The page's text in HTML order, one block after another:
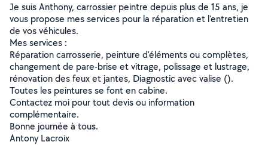
Je suis Anthony, carrossier peintre depuis plus de 15 ans, je
vous propose mes services pour la réparation et l'entretien
de vos véhicules.
Mes services :
Réparation carrosserie, peinture d'éléments ou complètes,
changement de pare-brise et vitrage, polissage et lustrage,
rénovation des feux et jantes, Diagnostic avec valise ().
Toutes les peintures se font en cabine.
Contactez moi pour tout devis ou information
complémentaire.
Bonne journée à tous.
Antony Lacroix